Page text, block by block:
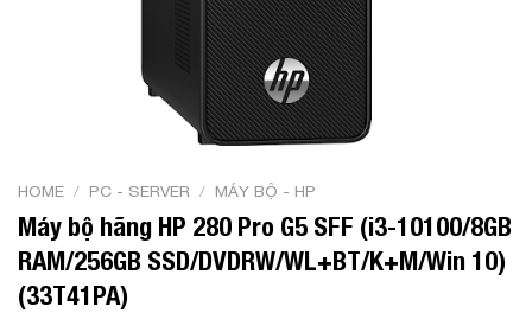
HOME / PC - SERVER / MÁY BỘ - HP
Máy bộ hãng HP 280 Pro G5 SFF (i3-10100/8GB
RAM/256GB SSD/DVDRW/WL+BT/K+M/Win 10)
(33T41PA)